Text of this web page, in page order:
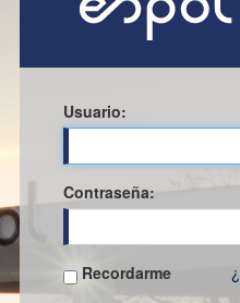
Usuario:
Contraseña:
Recordarme